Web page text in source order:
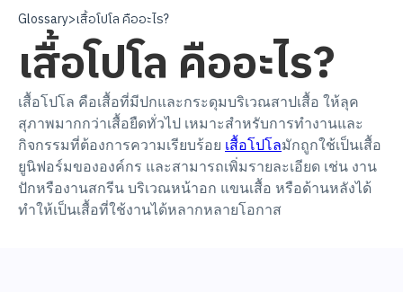
Glossary>เสื้อโปโล คืออะไร?
เสื้อโปโล คืออะไร?
เสื้อโปโล คือเสื้อที่มีปกและกระดุมบริเวณสาปเสื้อ ให้ลุค
สุภาพมากกว่าเสื้อยืดทั่วไป เหมาะสำหรับการทำงานและ
กิจกรรมที่ต้องการความเรียบร้อย เสื้อโปโลมักถูกใช้เป็นเสื้อ
ยูนิฟอร์มขององค์กร และสามารถเพิ่มรายละเอียด เช่น งาน
ปักหรืองานสกรีน บริเวณหน้าอก แขนเสื้อ หรือด้านหลังได้
ทำให้เป็นเสื้อที่ใช้งานได้หลากหลายโอกาส